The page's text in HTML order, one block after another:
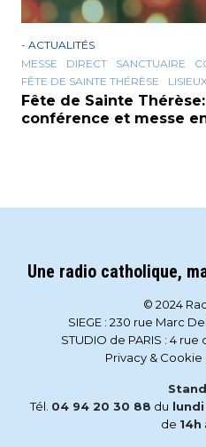
- ACTUALITÉS
MESSE
DIRECT SANCTUAIRE
FÊTE DE SAINTE THÉRÈSE
Fête de Sainte
conférence et messe
Une radio catholique,
© 2024
SIEGE : 230 rue Marc
STUDIO de PARIS : 4
Privacy &
Tél. 04 94 20 30 88 du lundi
de 14h